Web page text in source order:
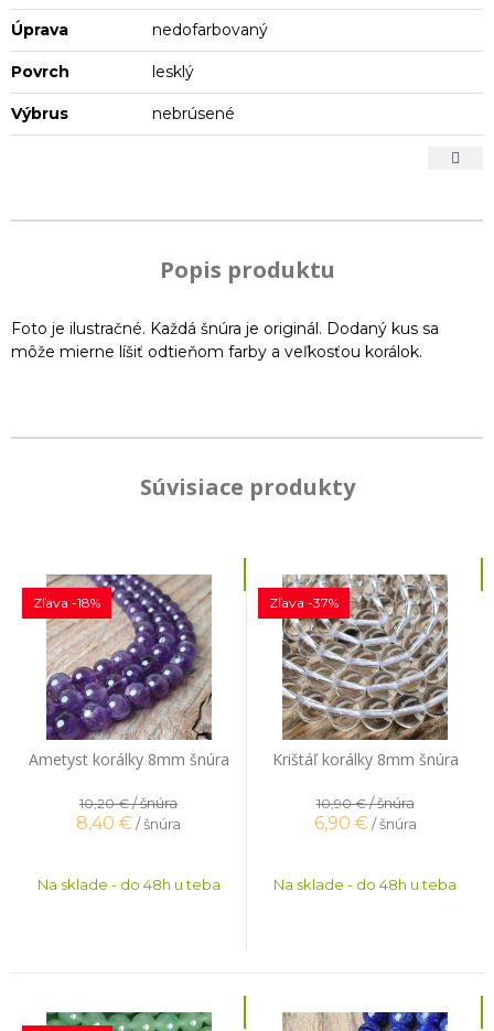
Úprava nedofarbovaný
Povrch lesklý
Výbrus nebrúsené
Popis produktu
Foto je ilustračné. Každá šnúra je originál. Dodaný kus sa
môže mierne líšiť odtieňom farby a veľkosťou korálok.
Súvisiace produkty
Ametyst korálky 8mm šnúra
Zľava -18%
10,20 €/ šnúra
8,40 €/ šnúra
Na sklade - do 48h u teba
Krištáľ korálky 8mm šnúra
Zľava -37%
10,90 €/ šnúra
6,90 € / šnúra
Na sklade - do 48h u teba